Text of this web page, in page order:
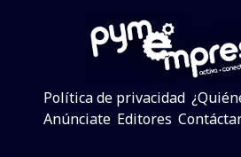
Política de privacidad
Anúnciate Editores